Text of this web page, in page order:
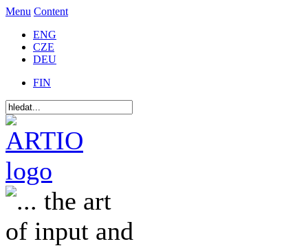
Menu Content
ENG
CZE
DEU
FIN